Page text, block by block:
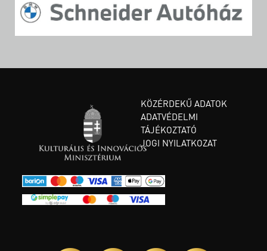
KÖZÉRDEKŰ ADATOK
ADATVÉDELMI
TÁJÉKOZTATÓ
JOGI NYILATKOZAT